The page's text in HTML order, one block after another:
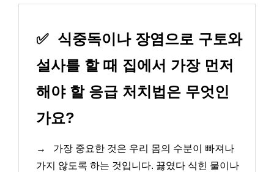
✅ 식중독이나 장염으로 구토와
설사를 할 때 집에서 가장 먼저
해야 할 응급 처치법은 무엇인
가요?
→
가장 중요한 것은 우리 몸의 수분이 빠져나
가지 않도록 하는 것입니다. 끓였다 식힌 물이나